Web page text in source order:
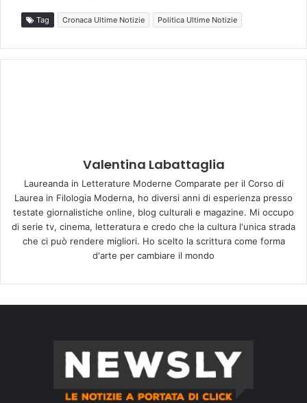
Tag Cronaca Ultime Notizie Politica Ultime Notizie
Valentina Labattaglia
Laureanda in Letterature Moderne Comparate per il Corso di
Laurea in Filologia Moderna, ho diversi anni di esperienza presso
testate giornalistiche online, blog culturali e magazine. Mi occupo
di serie tv, cinema, letteratura e credo che la cultura l'unica strada
che ci può rendere migliori. Ho scelto la scrittura come forma
d'arte per cambiare il mondo